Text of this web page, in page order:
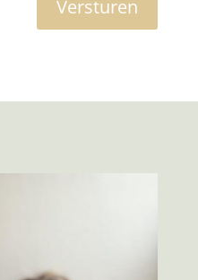
Versturen